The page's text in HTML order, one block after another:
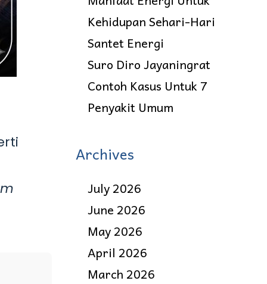
Kehidupan Sehari-Hari
Santet Energi
Suro Diro Jayaningrat
Contoh Kasus Untuk 7
Penyakit Umum
Archives
July 2026
June 2026
May 2026
April 2026
March 2026